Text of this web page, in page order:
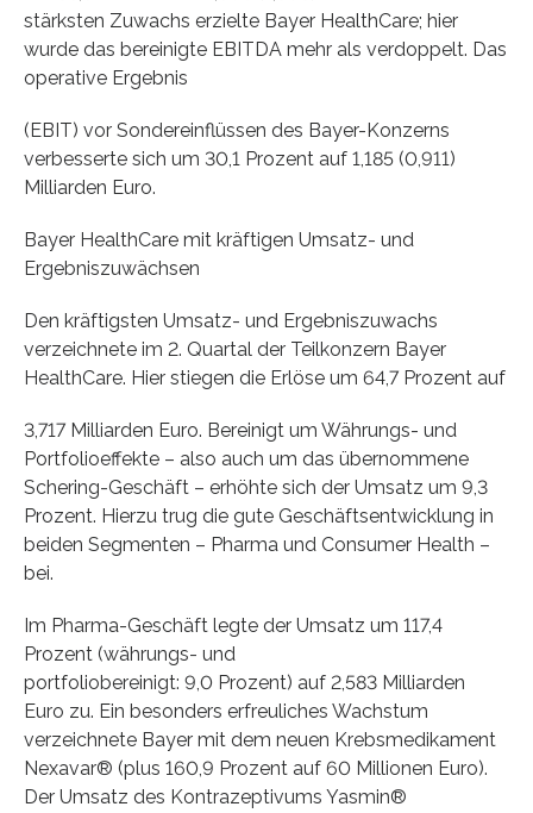
stärksten Zuwachs erzielte Bayer HealthCare; hier
wurde das bereinigte EBITDA mehr als verdoppelt. Das
operative Ergebnis
(EBIT) vor Sondereinflüssen des Bayer-Konzerns
verbesserte sich um 30,1 Prozent auf 1,185 (0,911)
Milliarden Euro.
Bayer HealthCare mit kräftigen Umsatz- und
Ergebniszuwächsen
Den kräftigsten Umsatz- und Ergebniszuwachs
verzeichnete im 2. Quartal der Teilkonzern Bayer
HealthCare. Hier stiegen die Erlöse um 64,7 Prozent auf
3,717 Milliarden Euro. Bereinigt um Währungs- und
Portfolioeffekte – also auch um das übernommene
Schering-Geschäft – erhöhte sich der Umsatz um 9,3
Prozent. Hierzu trug die gute Geschäftsentwicklung in
beiden Segmenten – Pharma und Consumer Health –
bei.
Im Pharma-Geschäft legte der Umsatz um 117,4
Prozent (währungs- und
portfoliobereinigt: 9,0 Prozent) auf 2,583 Milliarden
Euro zu. Ein besonders erfreuliches Wachstum
verzeichnete Bayer mit dem neuen Krebsmedikament
Nexavar® (plus 160,9 Prozent auf 60 Millionen Euro).
Der Umsatz des Kontrazeptivums Yasmin®